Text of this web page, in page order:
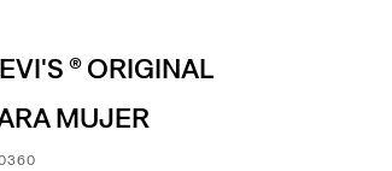
® ORIGINAL
MUJER